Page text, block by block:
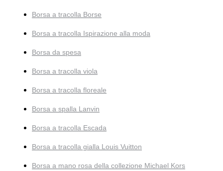
Borsa a tracolla Borse
Borsa a tracolla Ispirazione alla moda
Borsa da spesa
Borsa a tracolla viola
Borsa a tracolla floreale
Borsa a spalla Lanvin
Borsa a tracolla Escada
Borsa a tracolla gialla Louis Vuitton
Borsa a mano rosa della collezione Michael Kors